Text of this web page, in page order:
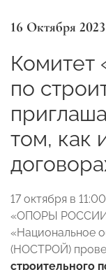
16 Октября 2023
по
том, как
17 октября в
«ОПОРЫ
«Национальное
(НОСТРОЙ)
строительного